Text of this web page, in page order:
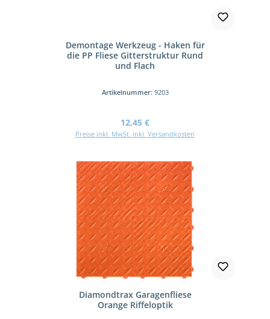
Demontage Werkzeug - Haken für
die PP Fliese Gitterstruktur Rund
und Flach
Artikelnummer: 9203
Regulärer Preis:
12,45 €
Preise inkl. MwSt. inkl. Versandkosten
Diamondtrax Garagenfliese
Orange Riffeloptik